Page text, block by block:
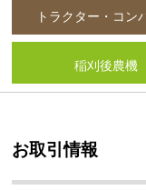
トラクター・コン
稲刈後農機
お取引情報